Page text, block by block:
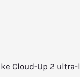
Cloud-Up 2